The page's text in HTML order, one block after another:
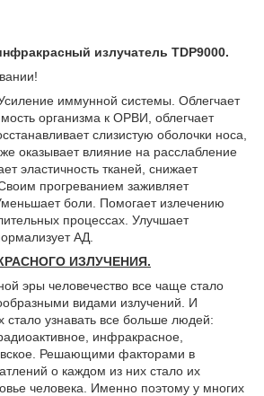
излучатель TDP9000.
иммунной системы. Облегчает
организма к ОРВИ, облегчает
слизистую оболочки носа,
оказывает влияние на расслабление
эластичность тканей, снижает
прогреванием заживляет
боли. Помогает излечению
процессах. Улучшает
АД.
ИЗЛУЧЕНИЯ.
эры человечество все чаще стало
видами излучений. И
стало узнавать все больше людей:
инфракрасное,
Решающими факторами в
о каждом из них стало их
человека. Именно поэтому у многих